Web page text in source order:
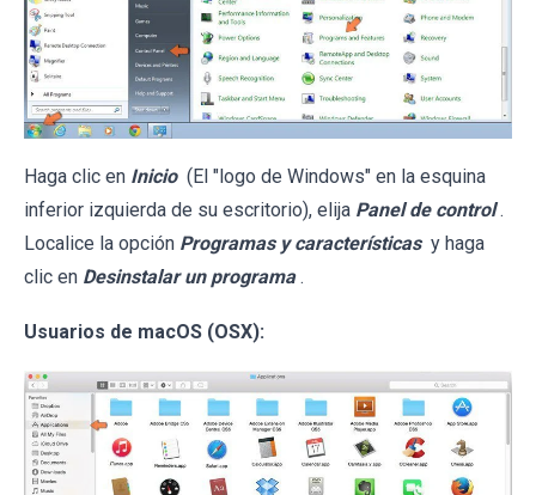
Haga clic en Inicio (El "logo de Windows" en la esquina
inferior izquierda de su escritorio), elija Panel de control .
Localice la opción Programas y características y haga
clic en Desinstalar un programa .
Usuarios de macOS (OSX):